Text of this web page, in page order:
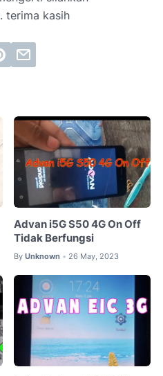
terima kasih
Advan i5G S50 4G On Off
Tidak Berfungsi
By Unknown • 26 May, 2023